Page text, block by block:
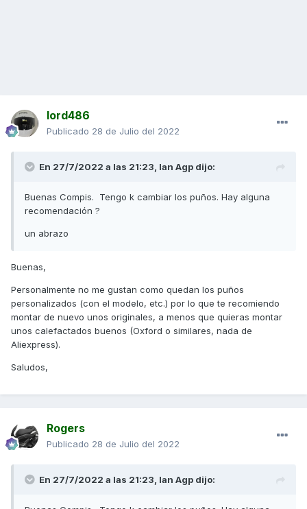
lord486
Publicado 28 de Julio del 2022
En 27/7/2022 a las 21:23, Ian Agp dijo:
Buenas Compis. Tengo k cambiar los puños. Hay alguna
recomendación ?
un abrazo
Buenas,
Personalmente no me gustan como quedan los puños
personalizados (con el modelo, etc.) por lo que te recomiendo
montar de nuevo unos originales, a menos que quieras montar
unos calefactados buenos (Oxford o similares, nada de
Aliexpress).
Saludos,
Rogers
Publicado 28 de Julio del 2022
En 27/7/2022 a las 21:23, Ian Agp dijo: